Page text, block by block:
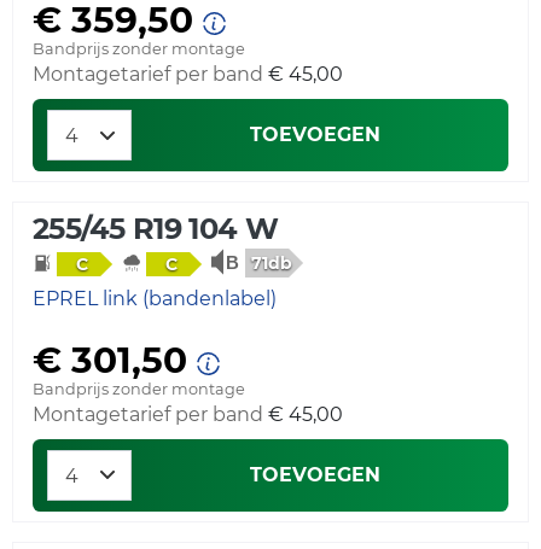
€ 359,50
Bandprijs zonder montage
Montagetarief per band € 45,00
TOEVOEGEN
255/45 R19 104 W
C C 71db
EPREL link (bandenlabel)
€ 301,50
Bandprijs zonder montage
Montagetarief per band € 45,00
TOEVOEGEN